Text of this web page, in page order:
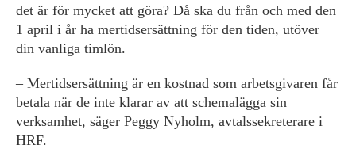
det är för mycket att göra? Då ska du från och med den
1 april i år ha mertidsersättning för den tiden, utöver
din vanliga timlön.
– Mertidsersättning är en kostnad som arbetsgivaren får
betala när de inte klarar av att schemalägga sin
verksamhet, säger Peggy Nyholm, avtalssekreterare i
HRF.